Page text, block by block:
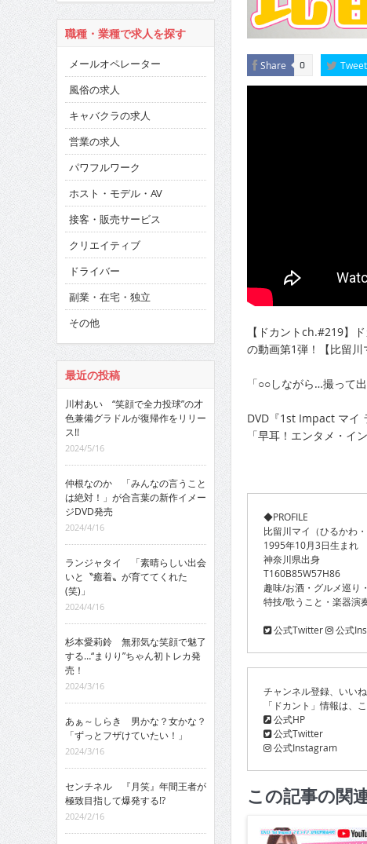
Share 0 Tweet
【ドカントch.#219】
の動画第1弾！【比留川
「○○しながら…撮って
DVD『1st Impact マイ
「早耳！エンタメ・イ
◆PROFILE
比留川マイ（ひるかわ・
1995年10月3日生まれ
神奈川県出身
T160B85W57H86
趣味/お酒・グルメ巡り
特技/歌うこと・楽器演
公式Twitter 公式
チャンネル登録、いい
「ドカント」情報は、こ
公式HP
公式Twitter
公式Instagram
この記事の関
職種・業種で求人を探す
メールオペレーター
風俗の求人
キャバクラの求人
営業の求人
パワフルワーク
ホスト・モデル・AV
接客・販売サービス
クリエイティブ
ドライバー
副業・在宅・独立
その他
最近の投稿
川村あい “笑顔で全力投球”の才
色兼備グラドルが復帰作をリリー
ス!!
2024/5/16
仲根なのか 「みんなの言うこと
は絶対！」が合言葉の新作イメー
ジDVD発売
2024/4/16
ランジャタイ 「素晴らしい出会
いと〝癒着〟が育ててくれた
(笑)」
2024/4/16
杉本愛莉鈴 無邪気な笑顔で魅了
する…“まりり”ちゃん初トレカ発
売！
2024/3/16
あぁ～しらき 男かな？女かな？
「ずっとフザけていたい！」
2024/3/16
センチネル 『月笑』年間王者が
極致目指して爆発する!?
2024/2/16